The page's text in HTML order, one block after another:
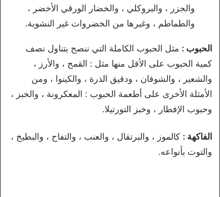
والجزر ، والبروكلي ، والخضار الورقي الأخضر ،
والطماطم ، وغيرها من الخضروات غير النشوية.
الحبوب : مثل الحبوب الكاملة التي ننصح بتناول نصف
كمية الحبوب على الأقل منها مثل : القمح ، والأرز ،
والشعير ، والشوفان ، ودقيق الذرة ، والكينوا ، ومن
الأمثلة الأخرى على أطعمة الحبوب : المعكرونة ، والخبز ،
وحبوب الإفطار ، وخبز التورتيلا.
الفاكهة : كالموز ، والبرتقال ، والعنب ، والتفاح ، والبطيخ ،
والتوت بأنواعه.